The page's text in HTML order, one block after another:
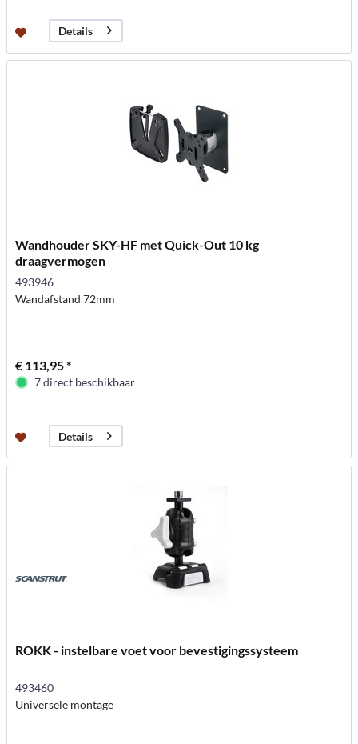
Details
Wandhouder SKY-HF met Quick-Out 10 kg
draagvermogen
493946
Wandafstand 72mm
€ 113,95 *
7 direct beschikbaar
Details
ROKK - instelbare voet voor bevestigingssysteem
493460
Universele montage